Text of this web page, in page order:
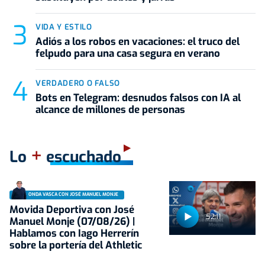
VIDA Y ESTILO
Adiós a los robos en vacaciones: el truco del
felpudo para una casa segura en verano
VERDADERO O FALSO
Bots en Telegram: desnudos falsos con IA al
alcance de millones de personas
Lo + escuchado
52:11
ONDA VASCA CON JOSÉ MANUEL MONJE
Movida Deportiva con José
Manuel Monje (07/08/26) |
Hablamos con Iago Herrerín
sobre la portería del Athletic